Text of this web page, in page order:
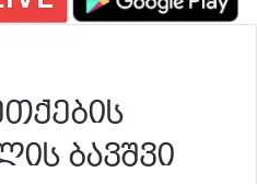
ბავშვი